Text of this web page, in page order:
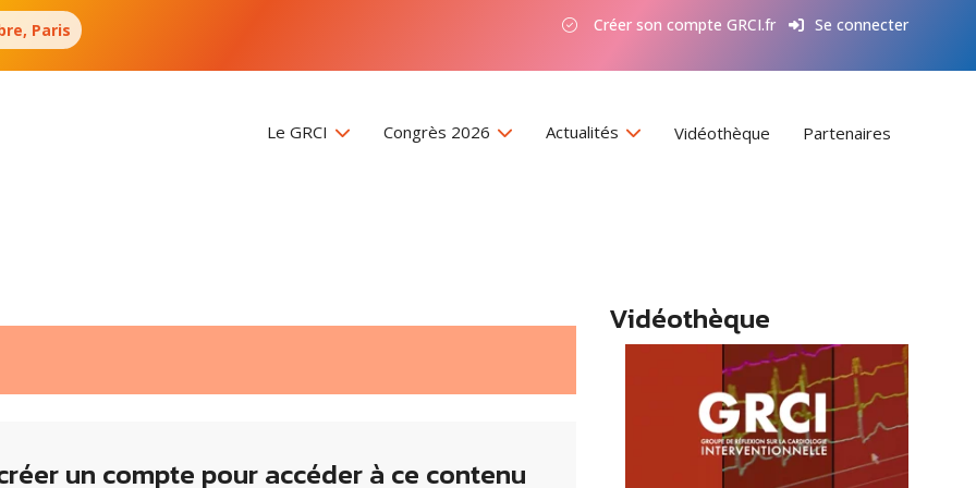
Paris Créer son compte GRCI.fr Se connecter
Le GRCI Congrès 2026 Actualités Vidéothèque Partenaires
un compte pour accéder à ce contenu
Vidéothèque